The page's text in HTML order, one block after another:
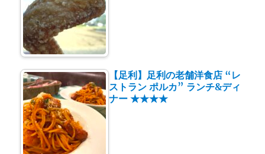
【足利】足利の老舗洋食店 “レ
ストラン ポルカ” ランチ&ディ
ナー ★★★★